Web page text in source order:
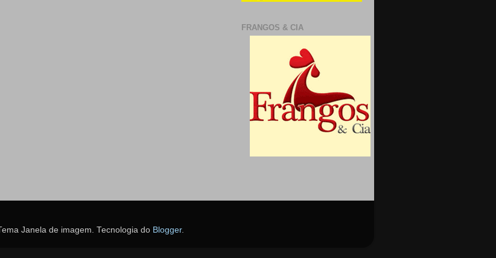
FRANGOS & CIA
Janela de imagem. Tecnologia do Blogger.